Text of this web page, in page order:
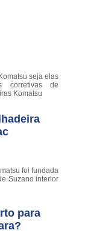
seja elas
corretivas de
Komatsu
foi fundada
Suzano interior
para